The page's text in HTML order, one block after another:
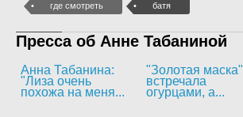
где смотреть батя
Пресса об Анне Табаниной
Анна Табанина:
"Лиза очень
похожа на меня...
"Золотая маска"
встречала
огурцами, а...